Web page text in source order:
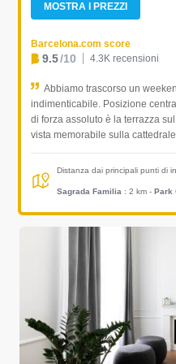
MOSTRA I PREZZI
Barcelona.com score
9.5/10 4.3K recensioni
Abbiamo trascorso un
indimenticabile. Posizione
di forza assoluto è la terrazza
vista memorabile sulla
Distanza dai principali punti di
Sagrada Familia : 2 km - Park